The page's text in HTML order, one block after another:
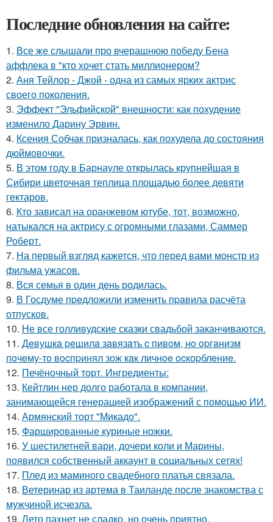
Последние обновления на сайте:
1. Все же слышали про вчерашнюю победу Бена
аффлека в "кто хочет стать миллионером?
2. Аня Тейлор - Джой - одна из самых ярких актрис
своего поколения.
3. Эффект "Эльфийской" внешности: как похудение
изменило Дарину Эрвин.
4. Ксения Собчак призналась, как похудела до состояния
дюймовочки.
5. В этом году в Барнауле открылась крупнейшая в
Сибири цветочная теплица площадью более девяти
гектаров.
6. Кто зависал на оранжевом ютубе, тот, возможно,
натыкался на актрису с огромными глазами, Саммер
Роберт.
7. На первый взгляд кажется, что перед вами монстр из
фильма ужасов.
8. Вся семья в один день родилась.
9. В Госдуме пpeдложили изменить пpaвила расчёта
отпусков.
10. Не все голливудские сказки свадьбой заканчиваются.
11. Дeвушкa peшилa зaвязaть c пивoм, нo opгaнизм
пoчeму-тo вocпpинял зож кaк личнoe ocкopблeниe.
12. Печёночный торт. Ингредиенты:
13. Кейтлин нер долго работала в компании,
занимающейся генерацией изображений с помощью ИИ.
14. Армянский торт "Микадо".
15. Фаршированные куриные ножки.
16. У шестилетней вари, дочери коли и Марины,
появился собственный аккаунт в социальных сетях!
17. Плед из маминого свадебного платья связала.
18. Ветеринар из артема в Таиланде после знакомства с
мужчиной исчезла.
19. Лето пахнет не сладко, но очень приятно.